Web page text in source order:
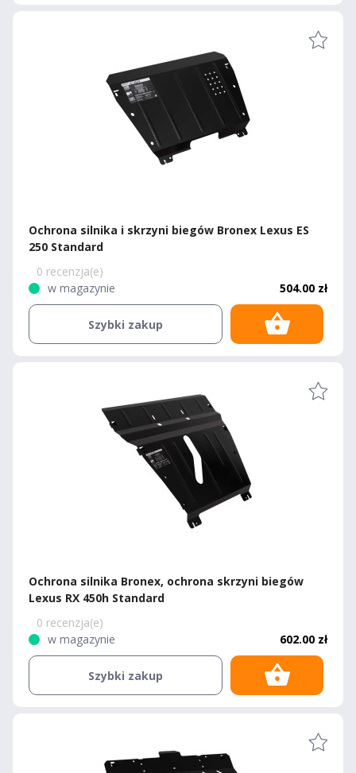
Ochrona silnika i skrzyni biegów Bronex Lexus ES
250 Standard
0 recenzja(e)
w magazynie
504.00 zł
Szybki zakup
Ochrona silnika Bronex, ochrona skrzyni biegów
Lexus RX 450h Standard
0 recenzja(e)
w magazynie
602.00 zł
Szybki zakup